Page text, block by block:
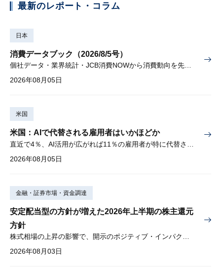
最新のレポート・コラム
日本
消費データブック（2026/8/5号）
個社データ・業界統計・JCB消費NOWから消費動向を先取り
2026年08月05日
米国
米国：AIで代替される雇用者はいかほどか
2026年08月05日
金融・証券市場・資金調達
安定配当型の方針が増えた2026年上半期の株主還元
方針
株式相場の上昇の影響で、開示のポジティブ・インパクトは低下
2026年08月03日